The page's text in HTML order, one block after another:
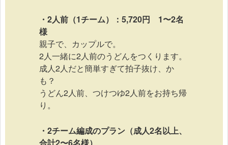
・2人前（1チーム）：5,720円 1〜2名
様
親子で、カップルで。
2人一緒に2人前のうどんをつくります。
成人2人だと簡単すぎて拍子抜け、か
も？
うどん2人前、つけつゆ2人前をお持ち帰
り。
・2チーム編成のプラン（成人2名以上、